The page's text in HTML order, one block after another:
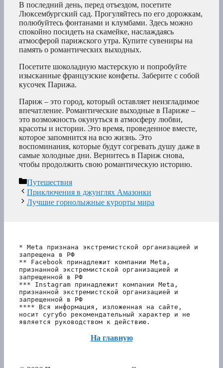
В последний день, перед отъездом, посетите
Люксембургский сад. Прогуляйтесь по его дорожкам,
полюбуйтесь фонтанами и клумбами. Здесь можно
спокойно посидеть на скамейке, наслаждаясь
атмосферой парижского утра. Купите сувениры на
память о романтических выходных.
Посетите шоколадную мастерскую и попробуйте
изысканные французские конфеты. Заберите с собой
кусочек Парижа.
Париж – это город, который оставляет неизгладимое
впечатление. Романтические выходные в Париже –
это возможность окунуться в атмосферу любви,
красоты и истории. Это время, проведенное вместе,
которое запомнится на всю жизнь. Это
воспоминания, которые будут согревать душу даже в
самые холодные дни. Вернитесь в Париж снова,
чтобы продолжить свою романтическую историю.
Рубрики
Путешествия
Приключения в джунглях Амазонки
Лучшие горнолыжные курорты мира
* Meta признана экстремистской организацией и
запрещена в РФ
** Facebook принадлежит компании Meta,
признанной экстремистской организацией и
запрещенной в РФ
*** Instagram принадлежит компании Meta,
признанной экстремистской организацией и
запрещенной в РФ
**** Вся информация, изложенная на сайте,
носит сугубо рекомендательный характер и не
является руководством к действию.
На главную